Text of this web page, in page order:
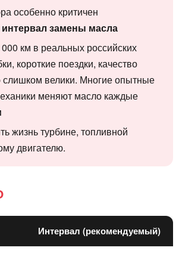
особенно критичен
замены масла
км в реальных российских
короткие поездки, качество
слишком велики. Многие опытные
меняют масло каждые
жизнь турбине, топливной
двигателю.
Интервал (рекомендуемый)